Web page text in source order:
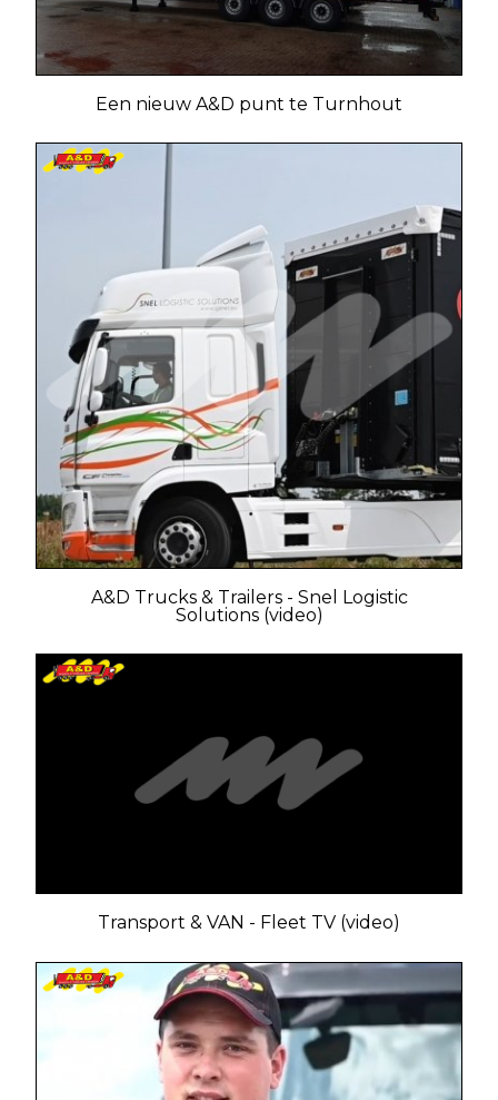
Een nieuw A&D punt te Turnhout
A&D Trucks & Trailers - Snel Logistic
Solutions (video)
Transport & VAN - Fleet TV (video)